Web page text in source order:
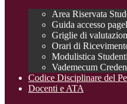
Area Riservata
Guida accesso
Griglie di
Orari di
Modulistica
Vademecum
Codice Disciplinare del
Docenti e ATA